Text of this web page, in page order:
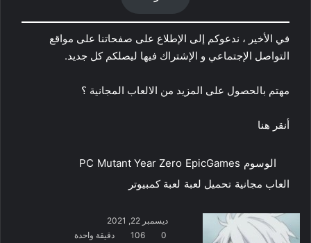
في الأخير ، ندعوكم إلى الإطلاع على صفحاتنا على مواقع
التواصل الإجتماعي و الإشتراك فيها ليصلكم كل جديد.
مهتم بالحصول على المزيد من الالعاب المجانية ؟
أنقر هنا
الوسوم EpicGames
Mutant Year Zero
PC
العاب مجانية تحميل لعبة لعبة كمبيوتر
ديسمبر 22, 2021
0
106 دقيقة واحدة